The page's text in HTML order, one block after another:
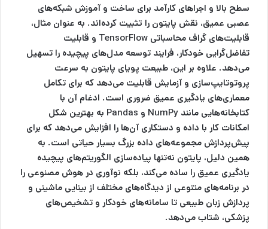
سطح بالا و اجراهای کارآمد برای ساخت و آموزش شبکه‌های
عصبی عمیق، نقش پایتون را تثبیت کرده‌اند. به عنوان مثال،
قابلیت‌های گراف محاسباتی TensorFlow و قابلیت
تفاضل‌گرایی خودکار، فرایند توسعه مدل‌های پیچیده را تسهیل
می‌دهد. علاوه بر این، طبیعت پویای پایتون به سرعت
پروتوتایپ‌سازی و آزمایش قابلیت می‌دهد که برای تکامل
معماری‌های یادگیری عمیق ضروری است. ادغام آن با
کتابخانه‌هایی مانند NumPy و Pandas به بهترین شکل
امکانات کار با داده و دستکاری آن‌ها را افزایش می‌دهد که برای
پیش‌پردازش مجموعه‌های داده بزرگ بسیار حیاتی است. به
همین دلیل، پایتون نه‌تنها پیاده‌سازی الگوریتم‌های پیچیده
یادگیری عمیق را ساده می‌کند، بلکه نوآوری در هوش مصنوعی را
در برنامه‌های متنوعی از دیدگاه‌های مختلف از بینایی ماشینی و
پردازش زبان طبیعی تا سامانه‌های خودکار و تشخیص‌های
پزشکی، شتاب می‌دهد.